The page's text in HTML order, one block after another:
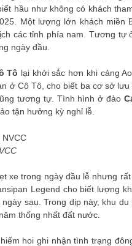
hầu như không có khách
Một lượng lớn khách miền
các tỉnh phía nam. Tương tự
ngày đầu.
Tô lại khởi sắc hơn khi cảng
ở Cô Tô, cho biết ba cơ sở
tương tự. Tình hình ở đảo
tận hưởng kỳ nghỉ lễ.
xe trong ngày đầu lễ nhưng
Legend cho biết lượng
sau. Trong dịp này, khu
thống nhất đất nước.
hoi ghi nhận tình trạng